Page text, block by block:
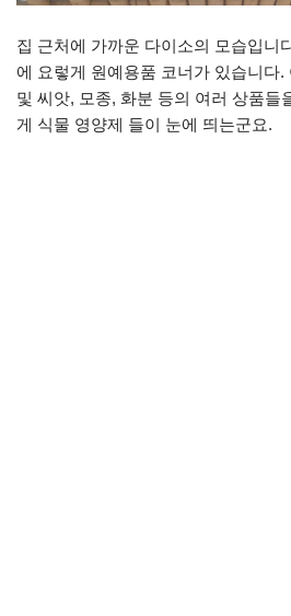
집 근처에 가까운 다이소의 모습입니
에 요렇게 원예용품 코너가 있습니다.
및 씨앗, 모종, 화분 등의 여러 상품들
게 식물 영양제 들이 눈에 띄는군요.